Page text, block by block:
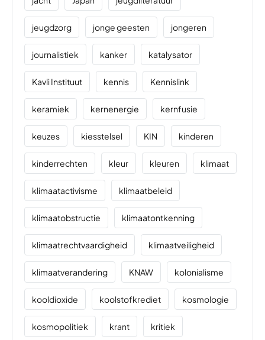
jeugdzorg jonge geesten jongeren
journalistiek kanker katalysator
Kavli Instituut kennis Kennislink
keramiek kernenergie kernfusie
keuzes kiesstelsel KIN kinderen
kinderrechten kleur kleuren klimaat
klimaatactivisme klimaatbeleid
klimaatobstructie klimaatontkenning
klimaatrechtvaardigheid klimaatveiligheid
klimaatverandering KNAW kolonialisme
kooldioxide koolstofkrediet kosmologie
kosmopolitiek krant kritiek